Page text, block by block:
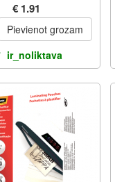
€ 1.91
Pievienot grozam
ir_noliktava